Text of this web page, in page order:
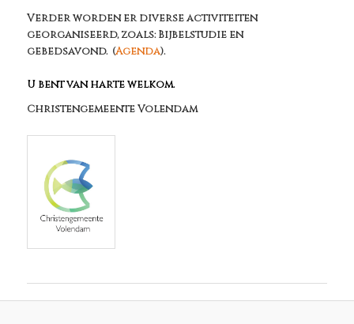
Verder worden er diverse activiteiten
georganiseerd, zoals: Bijbelstudie en
gebedsavond. (Agenda).
U bent van harte welkom.
Christengemeente Volendam